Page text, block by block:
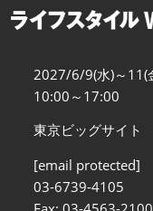
2027/6/9(水)～11(
10:00～17:00
東京ビッグサイト
[email protected]
03-6739-4105